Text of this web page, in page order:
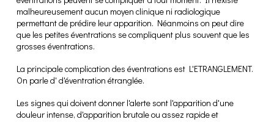
malheureusement aucun moyen clinique ni radiologique
permettant de prédire leur apparition. Néanmoins on peut dire
que les petites éventrations se compliquent plus souvent que les
grosses éventrations.
La principale complication des éventrations est L'ETRANGLEMENT.
On parle d' d'éventration étranglée.
Les signes qui doivent donner l'alerte sont l'apparition d'une
douleur intense, d'apparition brutale ou assez rapide et